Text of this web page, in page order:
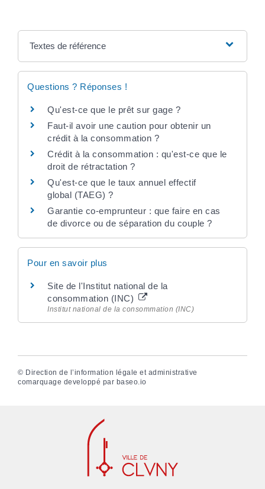
Textes de référence
Questions ? Réponses !
Qu'est-ce que le prêt sur gage ?
Faut-il avoir une caution pour obtenir un
crédit à la consommation ?
Crédit à la consommation : qu'est-ce que le
droit de rétractation ?
Qu'est-ce que le taux annuel effectif
global (TAEG) ?
Garantie co-emprunteur : que faire en cas
de divorce ou de séparation du couple ?
Pour en savoir plus
Site de l'Institut national de la
consommation (INC)
Institut national de la consommation (INC)
© Direction de l’information légale et administrative
comarquage developpé par baseo.io